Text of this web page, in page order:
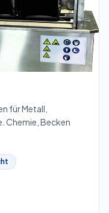
für Metall,
Chemie, Becken